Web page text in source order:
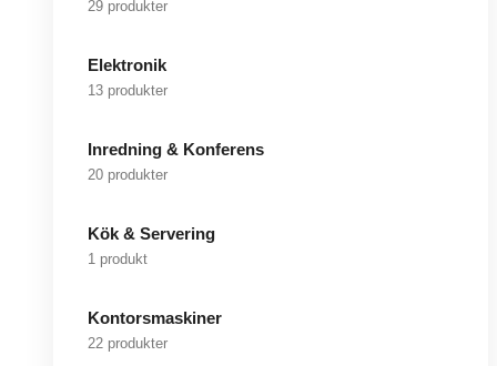
29 produkter
Elektronik
13 produkter
Inredning & Konferens
20 produkter
Kök & Servering
1 produkt
Kontorsmaskiner
22 produkter